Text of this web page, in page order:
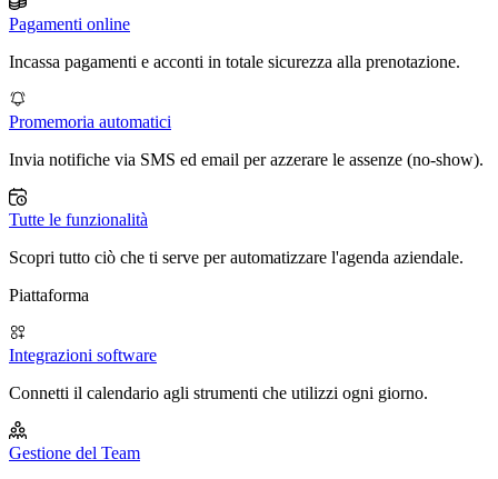
Pagamenti online
Incassa pagamenti e acconti in totale sicurezza alla prenotazione.
Promemoria automatici
Invia notifiche via SMS ed email per azzerare le assenze (no-show).
Tutte le funzionalità
Scopri tutto ciò che ti serve per automatizzare l'agenda aziendale.
Piattaforma
Integrazioni software
Connetti il calendario agli strumenti che utilizzi ogni giorno.
Gestione del Team